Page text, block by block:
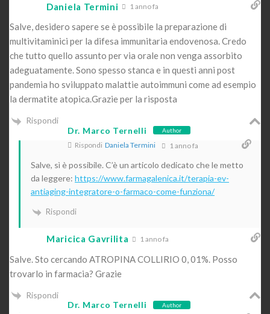
Daniela Termini 1 anno fa
Salve, desidero sapere se è possibile la preparazione di
multivitaminici per la difesa immunitaria endovenosa. Credo
che tutto quello assunto per via orale non venga assorbito
adeguatamente. Sono spesso stanca e in questi anni post
pandemia ho sviluppato malattie autoimmuni come ad esempio
la dermatite atopica.Grazie per la risposta
Rispondi
Dr. Marco Ternelli
Author
Rispondi Daniela Termini 1 anno fa
Salve, sì è possibile. C’è un articolo dedicato che le metto
da leggere: https://www.farmagalenica.it/terapia-ev-
antiaging-integratore-o-farmaco-come-funziona/
Rispondi
Maricica Gavrilita 1 anno fa
Salve. Sto cercando ATROPINA COLLIRIO 0, 01%. Posso
trovarlo in farmacia? Grazie
Rispondi
Dr. Marco Ternelli
Author